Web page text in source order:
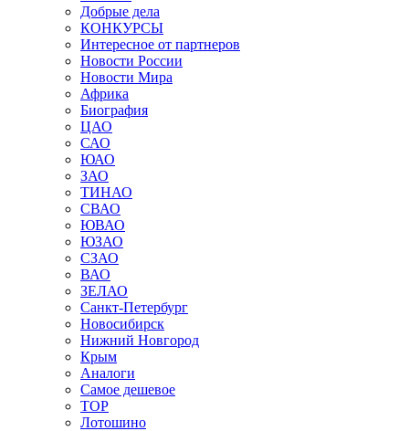
Добрые дела
КОНКУРСЫ
Интересное от партнеров
Новости России
Новости Мира
Африка
Биография
ЦАО
САО
ЮАО
ЗАО
ТИНАО
СВАО
ЮВАО
ЮЗАО
СЗАО
ВАО
ЗЕЛАО
Санкт-Петербург
Новосибирск
Нижний Новгород
Крым
Аналоги
Самое дешевое
TOP
Лотошино